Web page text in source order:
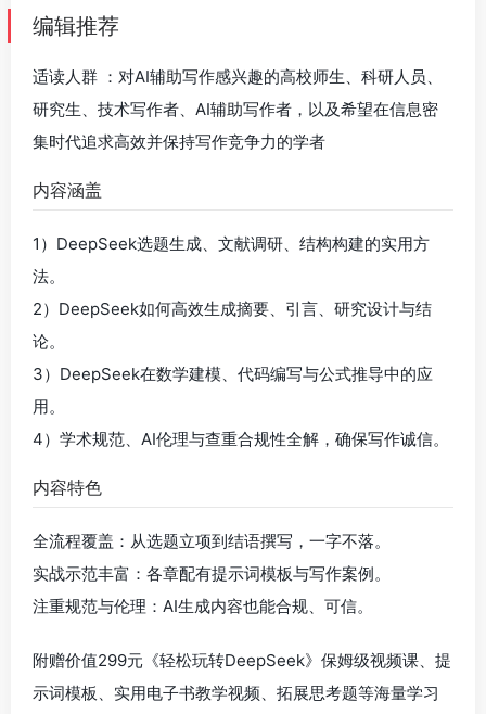
编辑推荐
适读人群 ：对AI辅助写作感兴趣的高校师生、科研人员、
研究生、技术写作者、AI辅助写作者，以及希望在信息密
集时代追求高效并保持写作竞争力的学者
内容涵盖
1）DeepSeek选题生成、文献调研、结构构建的实用方
法。
2）DeepSeek如何高效生成摘要、引言、研究设计与结
论。
3）DeepSeek在数学建模、代码编写与公式推导中的应
用。
4）学术规范、AI伦理与查重合规性全解，确保写作诚信。
内容特色
全流程覆盖：从选题立项到结语撰写，一字不落。
实战示范丰富：各章配有提示词模板与写作案例。
注重规范与伦理：AI生成内容也能合规、可信。
附赠价值299元《轻松玩转DeepSeek》保姆级视频课、提
示词模板、实用电子书教学视频、拓展思考题等海量学习